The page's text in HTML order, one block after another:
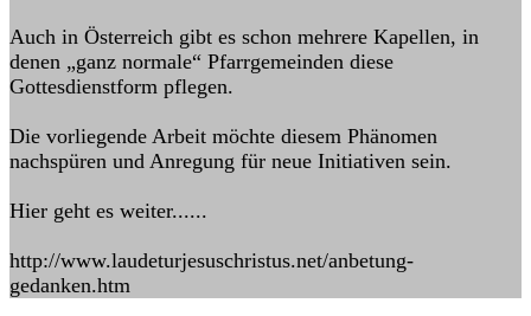
Auch in Österreich gibt es schon mehrere Kapellen, in
denen „ganz normale“ Pfarrgemeinden diese
Gottesdienstform pflegen.
Die vorliegende Arbeit möchte diesem Phänomen
nachspüren und Anregung für neue Initiativen sein.
Hier geht es weiter......
http://www.laudeturjesuschristus.net/anbetung-
gedanken.htm